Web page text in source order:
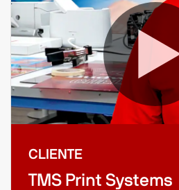
CLIENTE
TMS Print Systems